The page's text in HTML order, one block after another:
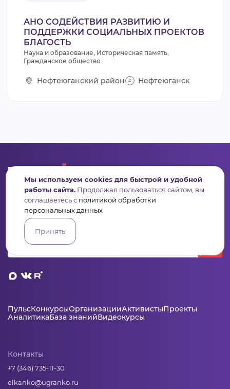
АНО СОДЕЙСТВИЯ РАЗВИТИЮ И
ПОДДЕРЖКИ СОЦИАЛЬНЫХ ПРОЕКТОВ
БЛАГОСТЬ
Наука и образование, Историческая память,
Гражданское общество
Нефтеюганский район Нефтеюганск
Сервис для некоммерческих организаций
и социальных предпринимателей
Подпишись на рассылку дайджест, новости, мероприятия
ПульсКонкурсыОрганизацииАктивистыПроекты
АналитикаБаза знанийВидеокурсы
Контакты
+7 (346) 735-11-30
elkanko@ugranko.ru
Мы используем cookies для быстрой и удобной
работы сайта. Продолжая пользоваться сайтом, вы
соглашаетесь с политикой обработки
персональных данных
Принять